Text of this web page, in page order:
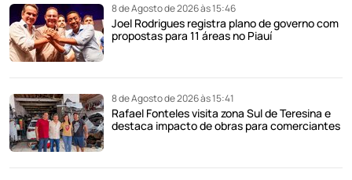
8 de Agosto de 2026 às 15:46
Joel Rodrigues registra plano de governo com
propostas para 11 áreas no Piauí
8 de Agosto de 2026 às 15:41
Rafael Fonteles visita zona Sul de Teresina e
destaca impacto de obras para comerciantes